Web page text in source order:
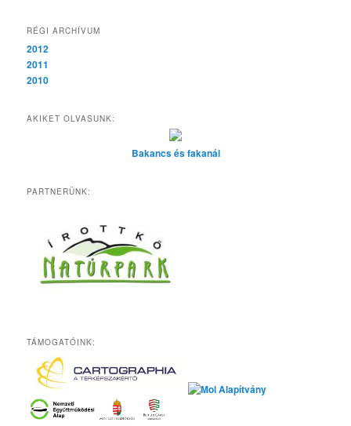
RÉGI ARCHÍVUM
2012
2011
2010
AKIKET OLVASUNK:
Bakancs és fakanál
PARTNERÜNK:
TÁMOGATÓINK: